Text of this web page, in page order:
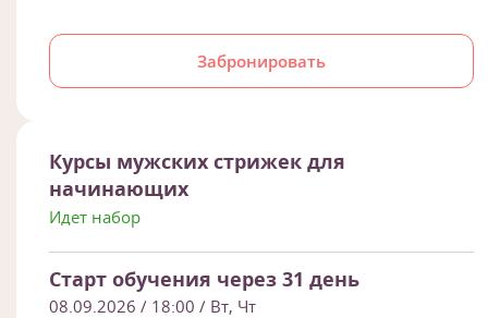
Забронировать
Курсы мужских стрижек для
начинающих
Идет набор
Старт обучения через 31 день
08.09.2026 / 18:00 / Вт, Чт